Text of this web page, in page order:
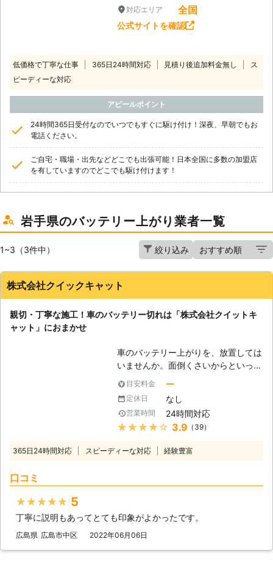
対応エリア 全国
公式サイトを確認
低価格で丁寧な仕事 365日24時間対応 見積り後追加料金無し
ス
ピーディーな対応
アピールポイント
24時間365日受付なのでいつでもすぐに駆け付け！深夜、早朝でもお
電話ください。
ご自宅・職場・出先などどこでも出張可能！日本全国に多数の加盟店
を有していますのでどこでも駆け付けます！
岩手県のバッテリー上がり業者一覧
1~3（3件中） 絞り込み
株式会社クイックキャット
親切・丁寧な施工！車のバッテリー切れは「株式会社クイットキ
ャット」におまかせ
車のバッテリー上がりを、放置しては
いませんか。面倒くさいからといって
バッテリー上がりを放置してしまう
と、タンク内のガソリンが固まって詰
まりを引き起こす恐れがあります。そ
のため、車のバッテリー上がりはすぐ
にでも解消する必要があるのです。
きは、「株式会社クイックキャット」
てしまったからです。車のエンジンは
バッテリー内の電気を利用して動きだ
目安料金 ー
定休日 なし
営業時間 24時間対応
★★★★★ 3.9 （39）
365日24時間対応 スピーディーな対応 経験豊富
口コミ
★★★★★ 5
丁寧に説明もあってとても印象がよかったです。
広島県 広島市中区 2022年06月06日